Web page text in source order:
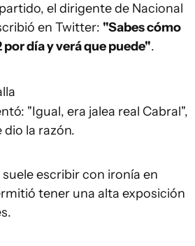
el dirigente de Nacional
en Twitter: "Sabes cómo
por día y verá que puede".
"Igual, era jalea real Cabral",
dio la razón.
escribir con ironía en
tener una alta exposición